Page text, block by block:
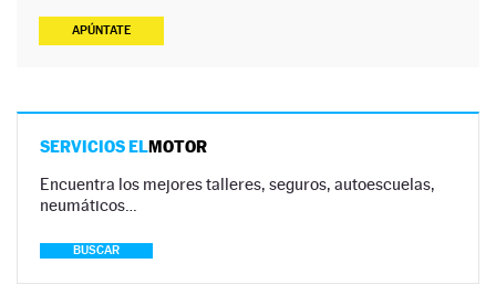
APÚNTATE
SERVICIOS ELMOTOR
Encuentra los mejores talleres, seguros, autoescuelas,
neumáticos…
BUSCAR